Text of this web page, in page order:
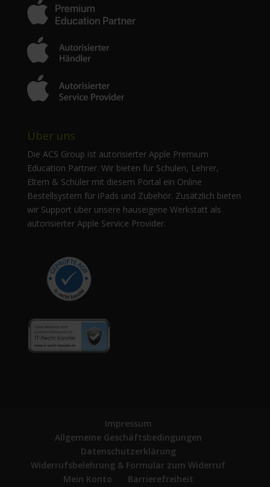
Über uns
Die ACS Group ist autorisierter Apple Premium
Education Partner. Wir bieten für Schulen, Lehrer,
Eltern & Schüler mit diesem Portal ein Online
Bestellsystem für iPads und Zubehör. Zusätzlich bieten
wir Support über unsere hauseigene Werkstatt als
autorisierter Apple Service Provider.
Impressum
Allgemeine Geschäftsbedingungen
Datenschutzerklärung
Widerrufsbelehrung & Formular zum Widerruf
Mein Konto
Barrierefreiheit